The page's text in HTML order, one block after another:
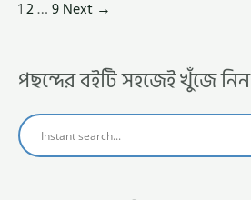
12…9Next →
পছন্দের বইটি সহজেই খুঁজে নিন